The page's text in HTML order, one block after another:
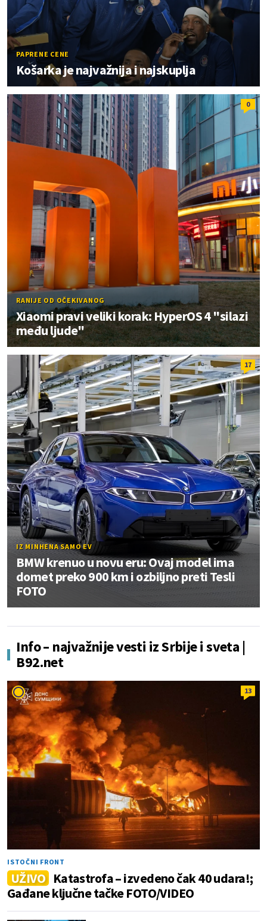
PAPRENE CENE
Košarka je najvažnija i najskuplja
0
RANIJE OD OČEKIVANOG
Xiaomi pravi veliki korak: HyperOS 4 "silazi
među ljude"
17
IZ MINHENA SAMO EV
BMW krenuo u novu eru: Ovaj model ima
domet preko 900 km i ozbiljno preti Tesli
FOTO
Info – najvažnije vesti iz Srbije i sveta |
B92.net
13
ISTOČNI FRONT
UŽIVO Katastrofa – izvedeno čak 40 udara!;
Gađane ključne tačke FOTO/VIDEO